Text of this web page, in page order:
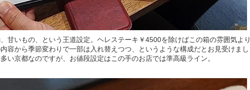
甘いもの、という王道設定。ヘレステーキ￥4500を除けばこの箱の雰囲気より
容から季節変わりで一部は入れ替えつつ、というような構成だとお見受けまし
い京都なのですが、お値段設定はこの手のお店では準高級ライン。